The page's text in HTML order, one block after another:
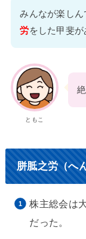
みんなが楽しん
労をした甲斐が
ともこ
胼胝之労（へ
株主総会は
だった。